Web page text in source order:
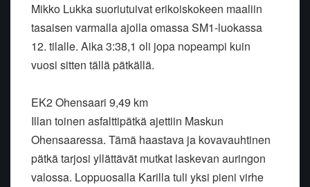
Mikko Lukka suoriutuivat erikoiskokeen maaliin
tasaisen varmalla ajolla omassa SM1-luokassa
12. tilalle. Aika 3:38,1 oli jopa nopeampi kuin
vuosi sitten tällä pätkällä.
EK2 Ohensaari 9,49 km
Illan toinen asfalttipätkä ajettiin Maskun
Ohensaaressa. Tämä haastava ja kovavauhtinen
pätkä tarjosi yllättävät mutkat laskevan auringon
valossa. Loppuosalla Karilla tuli yksi pieni virhe